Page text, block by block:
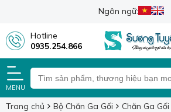
Ngôn ngữ:
Hotline
0935.254.866
MENU
Trang chủ Bộ Chăn Ga Gối
Chăn Ga